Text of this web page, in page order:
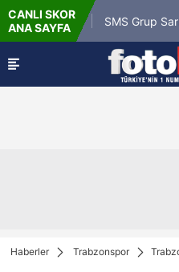
CANLI SKOR
ANA SAYFA
SMS Grup
Haberler Trabzonspor